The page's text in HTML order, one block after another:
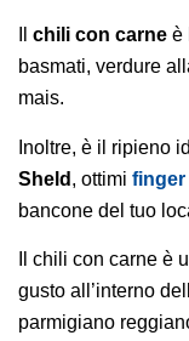
chili con carne è
basmati, verdure
mais.
Inoltre, è il ripieno
Sheld , ottimi finger
bancone del tuo
Il chili con carne è
gusto all’interno
parmigiano